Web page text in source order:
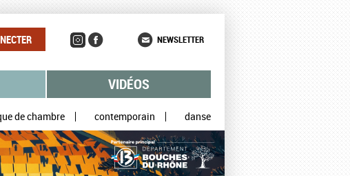
NEWSLETTER
VIDÉOS
de chambre contemporain danse